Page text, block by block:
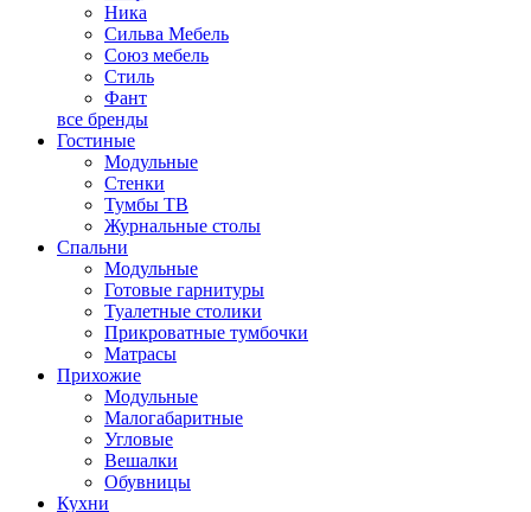
Ника
Сильва Мебель
Союз мебель
Стиль
Фант
все бренды
Гостиные
Модульные
Стенки
Тумбы ТВ
Журнальные столы
Спальни
Модульные
Готовые гарнитуры
Туалетные столики
Прикроватные тумбочки
Матрасы
Прихожие
Модульные
Малогабаритные
Угловые
Вешалки
Обувницы
Кухни